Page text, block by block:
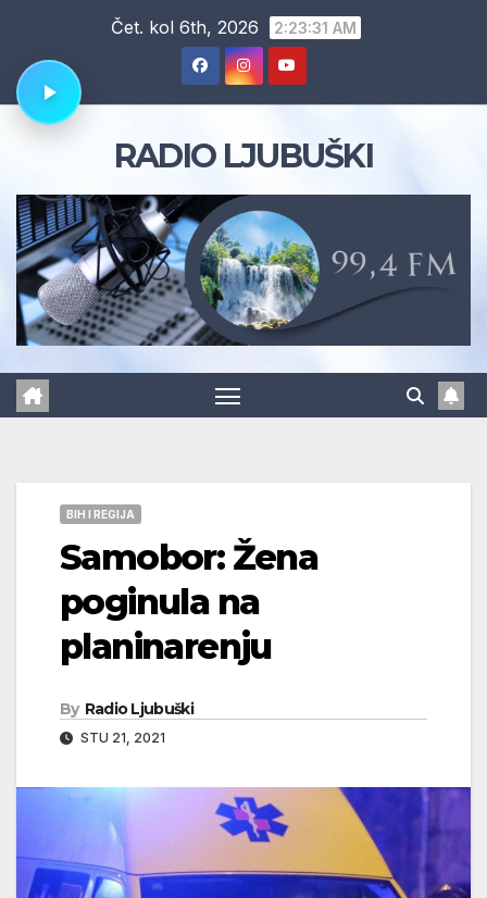
content
Čet. kol 6th, 2026 2:23:31 AM
RADIO LJUBUŠKI
BIH I REGIJA
Samobor: Žena
poginula na
planinarenju
By Radio Ljubuški
STU 21, 2021